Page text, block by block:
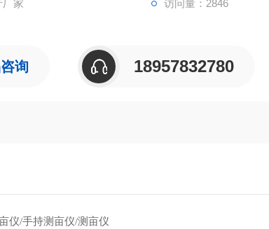
厂家 访问量：2846
询 18957832780
仪/手持测亩仪/测亩仪